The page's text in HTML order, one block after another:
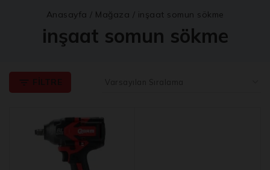
Anasayfa / Mağaza / inşaat somun sökme
inşaat somun sökme
FILTRE